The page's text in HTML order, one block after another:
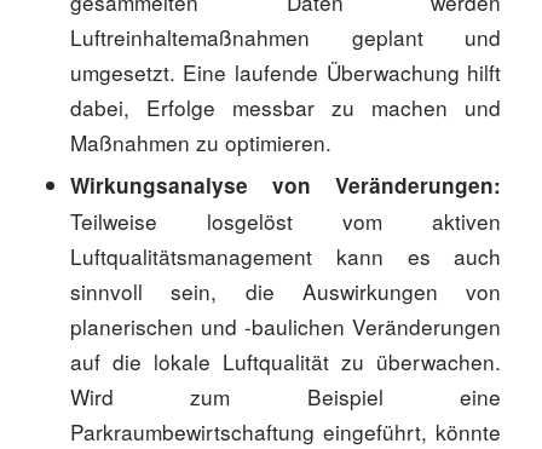
Luftreinhaltemaßnahmen geplant und
umgesetzt. Eine laufende Überwachung hilft
dabei, Erfolge messbar zu machen und
Maßnahmen zu optimieren.
Wirkungsanalyse von Veränderungen:
Teilweise losgelöst vom aktiven
Luftqualitätsmanagement kann es auch
sinnvoll sein, die Auswirkungen von
planerischen und -baulichen Veränderungen
auf die lokale Luftqualität zu überwachen.
Wird zum Beispiel eine
Parkraumbewirtschaftung eingeführt, könnte